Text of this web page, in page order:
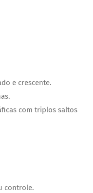
e crescente.
com triplos saltos
controle.